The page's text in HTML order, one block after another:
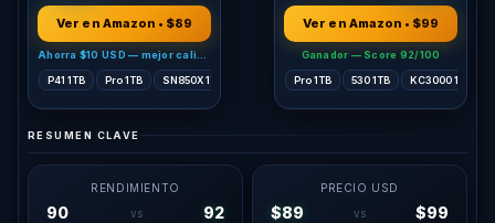
Ver en Amazon • $89
P41 1TB Pro 1TB SN850X 1TB
Ver en Amazon • $99
Ganador — Score 92/100
Pro 1TB 530 1TB KC3000 1TB
RESUMEN CLAVE
RENDIMIENTO
90 vs 92
PRECIO USD
$89 vs $99